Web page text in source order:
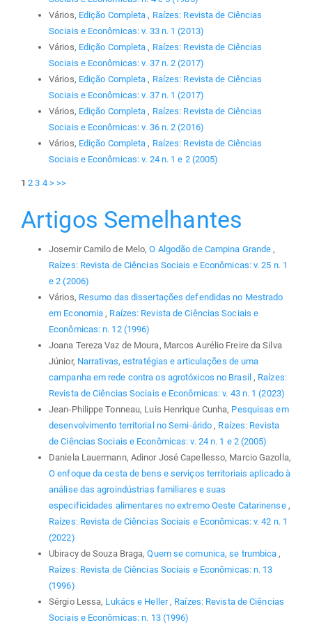
Vários, Edição Completa , Raízes: Revista de Ciências
Sociais e Econômicas: v. 33 n. 1 (2013)
Vários, Edição Completa , Raízes: Revista de Ciências
Sociais e Econômicas: v. 37 n. 2 (2017)
Vários, Edição Completa , Raízes: Revista de Ciências
Sociais e Econômicas: v. 37 n. 1 (2017)
Vários, Edição Completa , Raízes: Revista de Ciências
Sociais e Econômicas: v. 36 n. 2 (2016)
Vários, Edição Completa , Raízes: Revista de Ciências
Sociais e Econômicas: v. 24 n. 1 e 2 (2005)
1 2 3 4 > >>
Artigos Semelhantes
Josemir Camilo de Melo,O Algodão de Campina Grande ,
Raízes: Revista de Ciências Sociais e Econômicas: v. 25 n. 1
e 2 (2006)
Vários, Resumo das dissertações defendidas no Mestrado
em Economia , Raízes: Revista de Ciências Sociais e
Econômicas: n. 12 (1996)
Joana Tereza Vaz de Moura, Marcos Aurélio Freire da Silva
Júnior, Narrativas, estratégias e articulações de uma
campanha em rede contra os agrotóxicos no Brasil , Raízes:
Revista de Ciências Sociais e Econômicas: v. 43 n. 1 (2023)
Jean-Philippe Tonneau, Luis Henrique Cunha, Pesquisas em
desenvolvimento territorial no Semi-árido , Raízes: Revista
de Ciências Sociais e Econômicas: v. 24 n. 1 e 2 (2005)
Daniela Lauermann, Adinor José Capellesso, Marcio Gazolla,
O enfoque da cesta de bens e serviços territoriais aplicado à
análise das agroindústrias familiares e suas
especificidades alimentares no extremo Oeste Catarinense ,
Raízes: Revista de Ciências Sociais e Econômicas: v. 42 n. 1
(2022)
Ubiracy de Souza Braga,Quem se comunica, se trumbica ,
Raízes: Revista de Ciências Sociais e Econômicas: n. 13
(1996)
Sérgio Lessa, Lukács e Heller , Raízes: Revista de Ciências
Sociais e Econômicas: n. 13 (1996)